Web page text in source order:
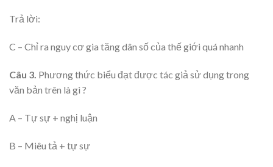
Trả lời:
C – Chỉ ra nguy cơ gia tăng dân số của thế giới quá nhanh
Câu 3. Phương thức biểu đạt được tác giả sử dụng trong
văn bản trên là gì ?
A – Tự sự + nghị luận
B – Miêu tả + tự sự